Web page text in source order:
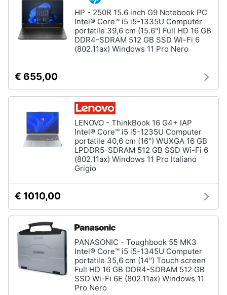
HP - 250R 15.6 inch G9 Notebook PC
Intel® Core™ i5 i5-1335U Computer
portatile 39,6 cm (15.6") Full HD 16 GB
DDR4-SDRAM 512 GB SSD Wi-Fi 6
(802.11ax) Windows 11 Pro Nero
€ 655,00
LENOVO - ThinkBook 16 G4+ IAP
Intel® Core™ i5 i5-1235U Computer
portatile 40,6 cm (16") WUXGA 16 GB
LPDDR5-SDRAM 512 GB SSD Wi-Fi 6
(802.11ax) Windows 11 Pro Italiano
Grigio
€ 1010,00
PANASONIC - Toughbook 55 MK3
Intel® Core™ i5 i5-1345U Computer
portatile 35,6 cm (14") Touch screen
Full HD 16 GB DDR4-SDRAM 512 GB
SSD Wi-Fi 6E (802.11ax) Windows 11
Pro Nero